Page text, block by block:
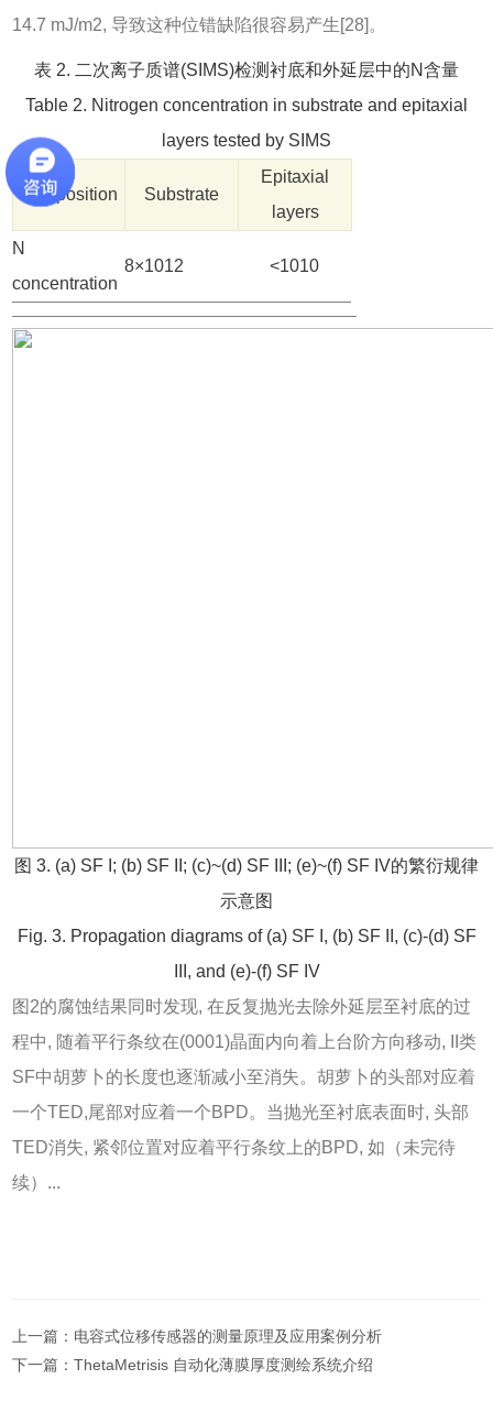
14.7 mJ/m2, 导致这种位错缺陷很容易产生[28]。
表 2. 二次离子质谱(SIMS)检测衬底和外延层中的N含量
Table 2. Nitrogen concentration in substrate and epitaxial
layers tested by SIMS
Test position Substrate
Epitaxial
layers
N
concentration
8×1012 <1010
图 3. (a) SF I; (b) SF II; (c)~(d) SF III; (e)~(f) SF IV的繁衍规律
示意图
Fig. 3. Propagation diagrams of (a) SF I, (b) SF II, (c)-(d) SF
III, and (e)-(f) SF IV
图2的腐蚀结果同时发现, 在反复抛光去除外延层至衬底的过
程中, 随着平行条纹在(0001)晶面内向着上台阶方向移动, II类
SF中胡萝卜的长度也逐渐减小至消失。胡萝卜的头部对应着
一个TED,尾部对应着一个BPD。当抛光至衬底表面时, 头部
TED消失, 紧邻位置对应着平行条纹上的BPD, 如（未完待
续）...
上一篇： 电容式位移传感器的测量原理及应用案例分析
下一篇：ThetaMetrisis 自动化薄膜厚度测绘系统介绍